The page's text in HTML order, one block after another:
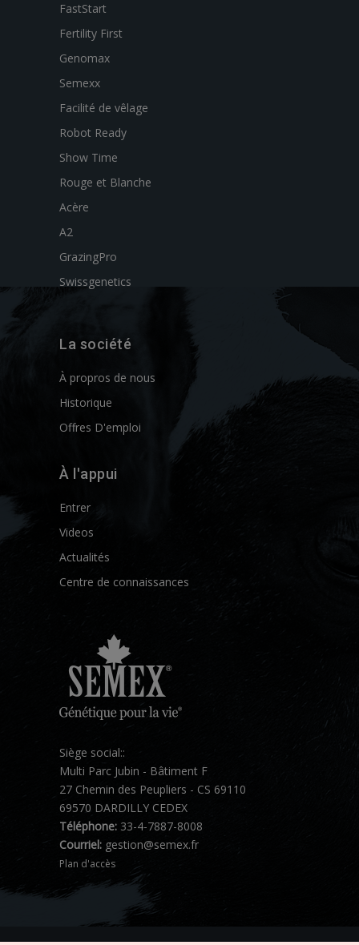
FastStart
Fertility First
Genomax
Semexx
Facilité de vêlage
Robot Ready
Show Time
Rouge et Blanche
Acère
A2
GrazingPro
Swissgenetics
La société
À propros de nous
Historique
Offres D'emploi
À l'appui
Entrer
Videos
Actualités
Centre de connaissances
Siège social::
Multi Parc Jubin - Bâtiment F
27 Chemin des Peupliers - CS 69110
69570 DARDILLY CEDEX
Téléphone: 33-4-7887-8008
Courriel: gestion@semex.fr
Plan d'accès